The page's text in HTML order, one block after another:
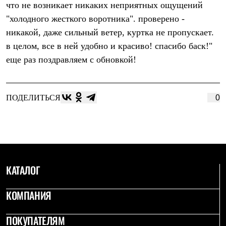
Рубашки
Футболки
Толстовки
Брюки
Термобелье
Среднее термобелье
Флисовая одежда
Куртки
Брюки
Куртки
Комбинезоны
Брюки
Лёгкая одежда
Толстовки
что не возникает никаких неприятных ощущений
"холодного жесткого воротника". проверено -
никакой, даже сильный ветер, куртка не пропускает.
в целом, все в ней удобно и красиво! спасибо баск!"
еще раз поздравляем с обновкой!
ПОДЕЛИТЬСЯ 0
КАТАЛОГ
КОМПАНИЯ
ПОКУПАТЕЛЯМ